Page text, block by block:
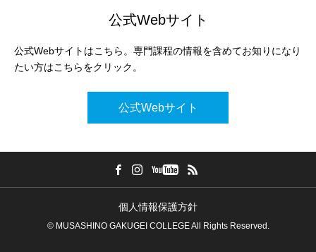
公式Webサイト
公式Webサイトはこちら。専門課程の情報を含めてお知りになり
たい方はこちらをクリック。
公式Webサイト
個人情報保護方針
© MUSASHINO GAKUGEI COLLEGE All Rights Reserved.